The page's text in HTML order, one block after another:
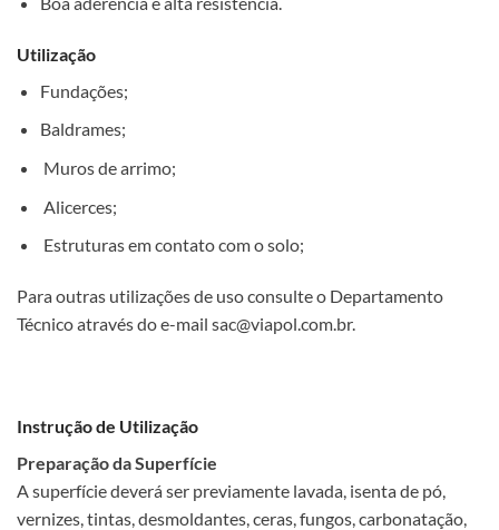
Utilização
Fundações;
Baldrames;
Muros de arrimo;
Alicerces;
Estruturas em contato com o solo;
Para outras utilizações de uso consulte o Departamento
Técnico através do e-mail sac@viapol.com.br.
Instrução de Utilização
Preparação da Superfície
A superfície deverá ser previamente lavada, isenta de pó,
vernizes, tintas, desmoldantes, ceras, fungos, carbonatação,